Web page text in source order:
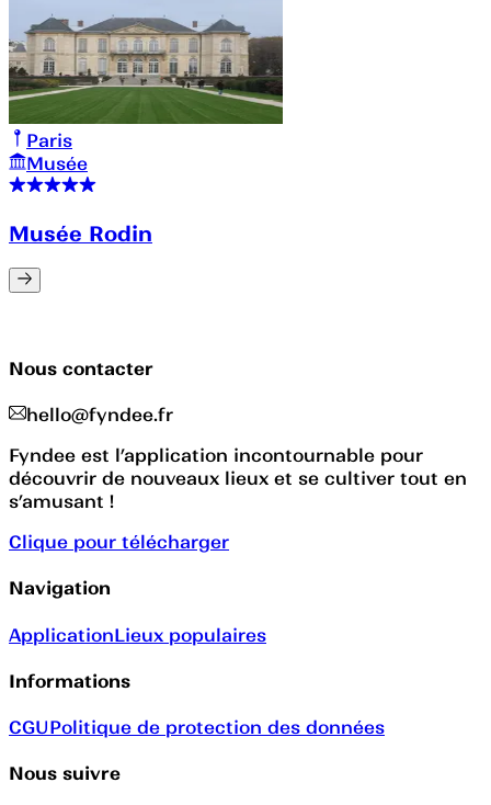
Paris
Musée
Musée Rodin
Nous contacter
hello@fyndee.fr
Fyndee est l’application incontournable pour
découvrir de nouveaux lieux et se cultiver tout en
s’amusant !
Clique pour télécharger
Navigation
ApplicationLieux populaires
Informations
CGUPolitique de protection des données
Nous suivre